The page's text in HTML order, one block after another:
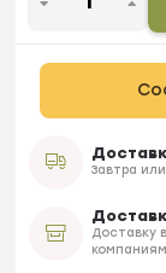
Завтра
Доставку